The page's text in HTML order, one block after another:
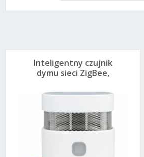
Inteligentny czujnik
dymu sieci ZigBee,